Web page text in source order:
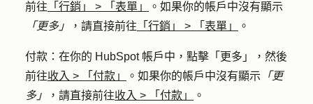
前往 「行銷」 > 「表單」
。如果你的帳戶中沒有顯示
「更多」
，請直接前往 「行銷」 > 「表單」 。
付款 ：在你的 HubSpot 帳戶中，點擊 「更多」
，然後
前往收入 > 「付款」 。如果你的帳戶中沒有顯示 「更
多」
，請直接前往收入 > 「付款」 。